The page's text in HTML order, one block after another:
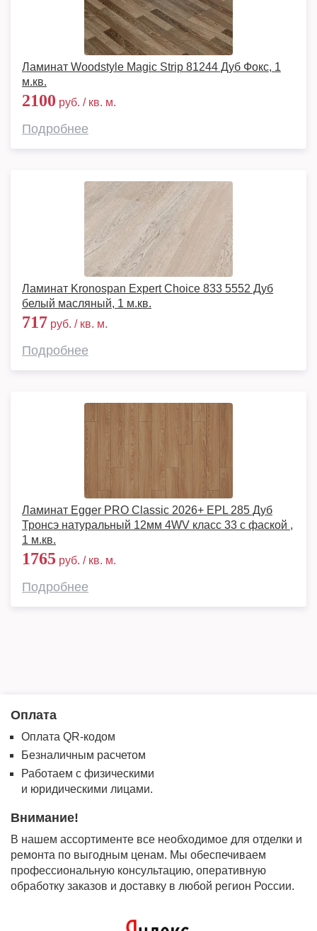
Ламинат Woodstyle Magic Strip 81244 Дуб Фокс, 1
м.кв.
2100 руб. / кв. м.
Подробнее
Ламинат Kronospan Expert Choice 833 5552 Дуб
белый масляный, 1 м.кв.
717 руб. / кв. м.
Подробнее
Ламинат Egger PRO Classic 2026+ EPL 285 Дуб
Тронсэ натуральный 12мм 4WV класс 33 с фаской ,
1 м.кв.
1765 руб. / кв. м.
Подробнее
Оплата
Оплата QR-кодом
Безналичным расчетом
Работаем с физическими
и юридическими лицами.
Внимание!
В нашем ассортименте все необходимое для отделки и
ремонта по выгодным ценам. Мы обеспечиваем
профессиональную консультацию, оперативную
обработку заказов и доставку в любой регион России.